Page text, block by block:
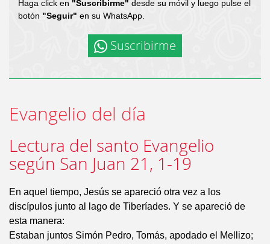
Haga click en "Suscribirme" desde su móvil y luego pulse el
botón "Seguir" en su WhatsApp.
Suscribirme
Evangelio del día
Lectura del santo Evangelio
según San Juan 21, 1-19
En aquel tiempo, Jesús se apareció otra vez a los
discípulos junto al lago de Tiberíades. Y se apareció de
esta manera:
Estaban juntos Simón Pedro, Tomás, apodado el Mellizo;